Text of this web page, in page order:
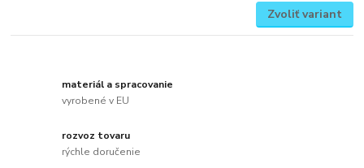
Zvoliť variant
materiál a spracovanie
vyrobené v EU
rozvoz tovaru
rýchle doručenie